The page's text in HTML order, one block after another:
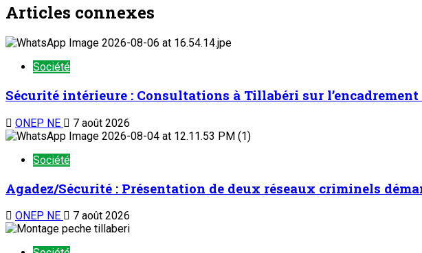
Articles connexes
Société
Sécurité intérieure : Consultations à Tillabéri sur l’encadrement
ONEP NE 7 août 2026
Société
Agadez/Sécurité : Présentation de deux réseaux criminels
ONEP NE 7 août 2026